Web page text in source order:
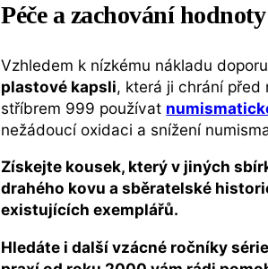
Péče a zachování hodnoty
Vzhledem k nízkému nákladu
plastové kapsli, která ji chrání
stříbrem 999 používat
nežádoucí oxidaci a snížení
Získejte kousek, který v jiných
drahého kovu a sběratelské
existujících exemplářů.
Hledáte i další vzácné ročníky